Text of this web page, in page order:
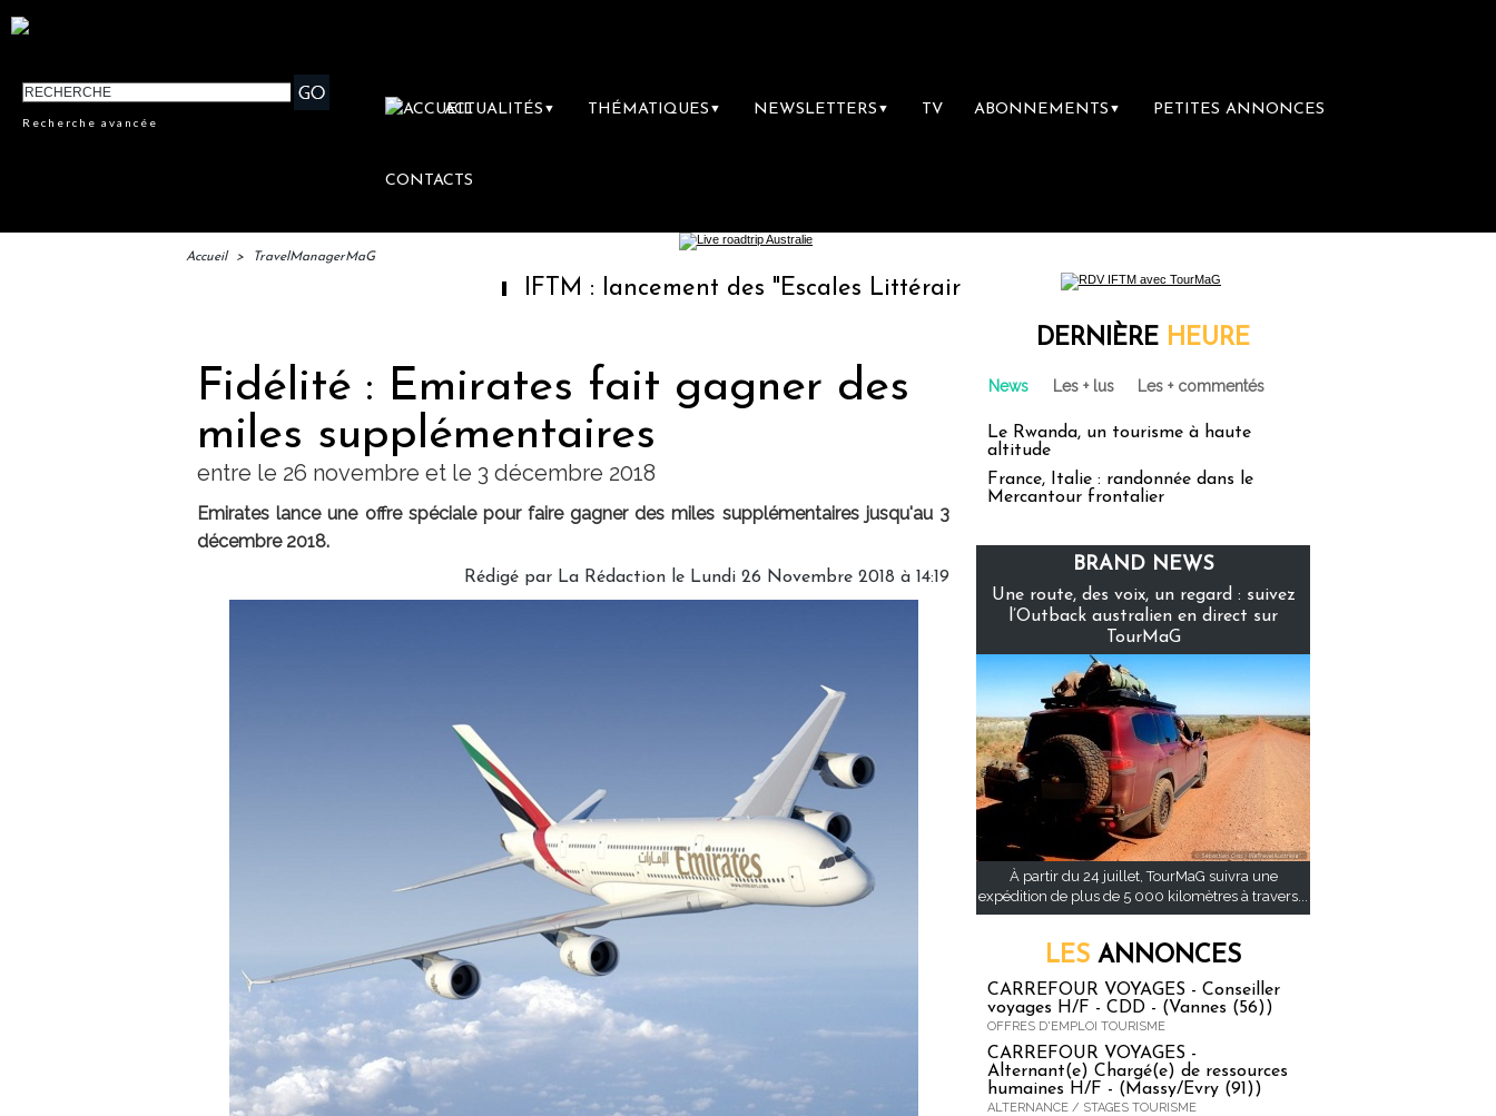
Recherche avancée
ACTUALITÉS ▼ THÉMATIQUES ▼ NEWSLETTERS ▼ TV ABONNEMENTS ▼ PETITES ANNONCES
CONTACTS
Accueil > TravelManagerMaG
IFTM : lancement des "Escales Littéraires", la première librairie du voyage
Fidélité : Emirates fait gagner des
miles supplémentaires
entre le 26 novembre et le 3 décembre 2018
Emirates lance une offre spéciale pour faire gagner des miles supplémentaires jusqu'au 3
décembre 2018.
Rédigé par La Rédaction le Lundi 26 Novembre 2018 à 14:19
DERNIÈRE HEURE
News Les + lus Les + commentés
Le Rwanda, un tourisme à haute
altitude
France, Italie : randonnée dans le
Mercantour frontalier
BRAND NEWS
Une route, des voix, un regard : suivez
l’Outback australien en direct sur
TourMaG
À partir du 24 juillet, TourMaG suivra une
expédition de plus de 5 000 kilomètres à travers...
LES ANNONCES
CARREFOUR VOYAGES - Conseiller
voyages H/F - CDD - (Vannes (56))
OFFRES D'EMPLOI TOURISME
CARREFOUR VOYAGES -
Alternant(e) Chargé(e) de ressources
humaines H/F - (Massy/Evry (91))
ALTERNANCE / STAGES TOURISME